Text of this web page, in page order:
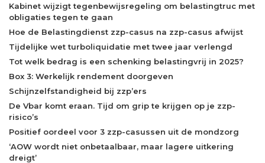
Kabinet wijzigt tegenbewijsregeling om belastingtruc met
obligaties tegen te gaan
Hoe de Belastingdienst zzp-casus na zzp-casus afwijst
Tijdelijke wet turboliquidatie met twee jaar verlengd
Tot welk bedrag is een schenking belastingvrij in 2025?
Box 3: Werkelijk rendement doorgeven
Schijnzelfstandigheid bij zzp’ers
De Vbar komt eraan. Tijd om grip te krijgen op je zzp-
risico’s
Positief oordeel voor 3 zzp-casussen uit de mondzorg
‘AOW wordt niet onbetaalbaar, maar lagere uitkering
dreigt’